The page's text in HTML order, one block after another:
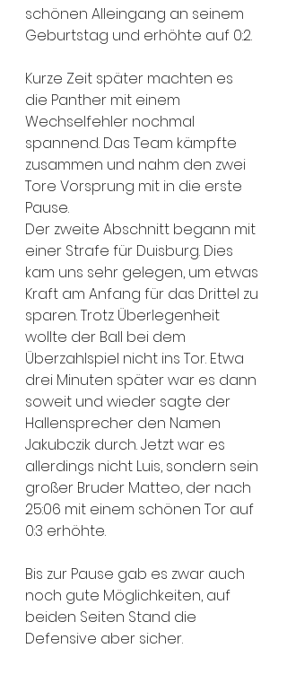
schönen Alleingang an seinem
Geburtstag und erhöhte auf 0:2.
Kurze Zeit später machten es
die Panther mit einem
Wechselfehler nochmal
spannend. Das Team kämpfte
zusammen und nahm den zwei
Tore Vorsprung mit in die erste
Pause.
Der zweite Abschnitt begann mit
einer Strafe für Duisburg. Dies
kam uns sehr gelegen, um etwas
Kraft am Anfang für das Drittel zu
sparen. Trotz Überlegenheit
wollte der Ball bei dem
Überzahlspiel nicht ins Tor. Etwa
drei Minuten später war es dann
soweit und wieder sagte der
Hallensprecher den Namen
Jakubczik durch. Jetzt war es
allerdings nicht Luis, sondern sein
großer Bruder Matteo, der nach
25:06 mit einem schönen Tor auf
0:3 erhöhte.
Bis zur Pause gab es zwar auch
noch gute Möglichkeiten, auf
beiden Seiten Stand die
Defensive aber sicher.